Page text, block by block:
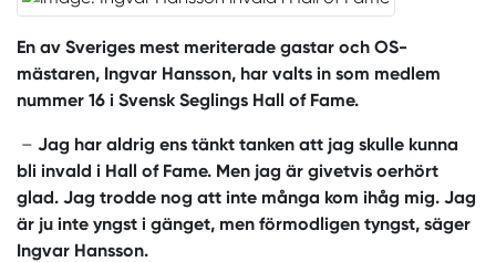
En av Sveriges mest meriterade gastar och OS-
mästaren, Ingvar Hansson, har valts in som medlem
nummer 16 i Svensk Seglings Hall of Fame.
– Jag har aldrig ens tänkt tanken att jag skulle kunna
bli invald i Hall of Fame. Men jag är givetvis oerhört
glad. Jag trodde nog att inte många kom ihåg mig. Jag
är ju inte yngst i gänget, men förmodligen tyngst, säger
Ingvar Hansson.